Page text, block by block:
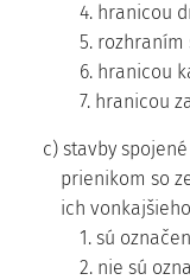
4. hranicou
5. rozhraním
6. hranicou
7. hranicou
c) stavby
prienikom so
ich
1. sú
2. nie sú